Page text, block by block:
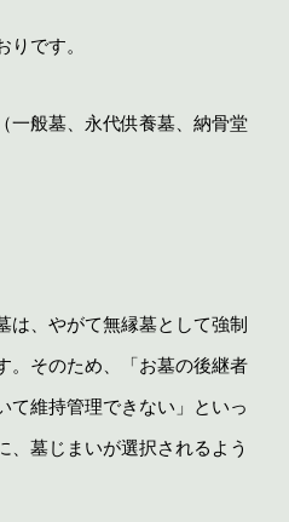
りです。
一般墓、永代供養墓、納骨堂
は、やがて無縁墓として強制
。そのため、「お墓の後継者
て維持管理できない」といっ
、墓じまいが選択されるよう